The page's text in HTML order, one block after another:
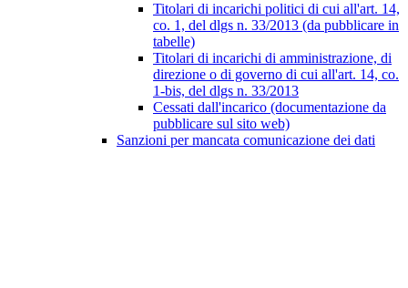
Titolari di incarichi politici di cui all'art. 14,
co. 1, del dlgs n. 33/2013 (da pubblicare in
tabelle)
Titolari di incarichi di amministrazione, di
direzione o di governo di cui all'art. 14, co.
1-bis, del dlgs n. 33/2013
Cessati dall'incarico (documentazione da
pubblicare sul sito web)
Sanzioni per mancata comunicazione dei dati